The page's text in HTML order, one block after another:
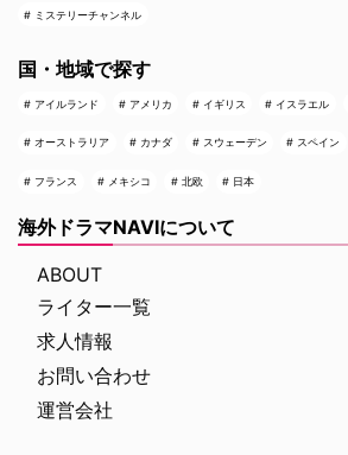
ミステリーチャンネル
国・地域で探す
アイルランド アメリカ イギリス イスラエル
オーストラリア カナダ スウェーデン スペイン
フランス メキシコ 北欧 日本
海外ドラマNAVIについて
ABOUT
ライター一覧
求人情報
お問い合わせ
運営会社